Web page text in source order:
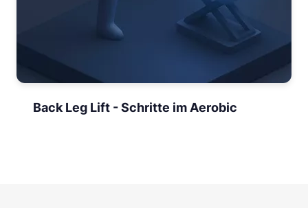
Back Leg Lift - Schritte im Aerobic